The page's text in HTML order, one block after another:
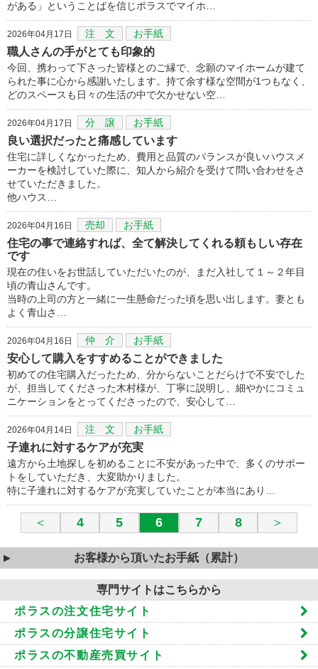
がある」ということばを信じポラスでマイホ…
2026年04月17日 注 文 お手紙
職人さんの手がとても印象的
今回、携わって下さった皆様とのご縁で、念願のマイホームが建て
られた事に心から感謝いたします。持て余す様な空間が1つもなく、
どのスペースも日々の生活の中で欠かせない空…
2026年04月17日 分 譲 お手紙
良い選択だったと痛感しています
住宅に詳しくなかったため、費用と品質のバランスが良いハウスメ
ーカーを検討していた際に、知人から紹介を受けて問い合わせをさ
せていただきました。
他ハウス…
2026年04月16日 売却 お手紙
住宅の事で連絡すれば、全て解決してくれる頼もしい存在
です
現在の住いをお世話していただいたのが、まだ入社して１～２年目
頃の青山さんです。
当時の上司の方と一緒に一生懸命だった頃を思い出します。妻とも
よく青山さ…
2026年04月16日 仲 介 お手紙
安心して購入をすすめることができました
初めての住宅購入だったため、分からないことだらけで不安でした
が、担当してくださった木村様が、丁寧に説明し、細やかにコミュ
ニケーションをとってくださったので、安心して…
2026年04月14日 注 文 お手紙
子連れに対するケアが充実
遠方から土地探しを初めることに不安があった中で、多くのサポー
トをしていただき、大変助かりました。
特に子連れに対するケアが充実していたことが本当にあり…
＜ 4 5 6 7 8 ＞
お客様から頂いたお手紙（累計）
専門サイトはこちらから
ポラスの注文住宅サイト
ポラスの分譲住宅サイト
ポラスの不動産売買サイト